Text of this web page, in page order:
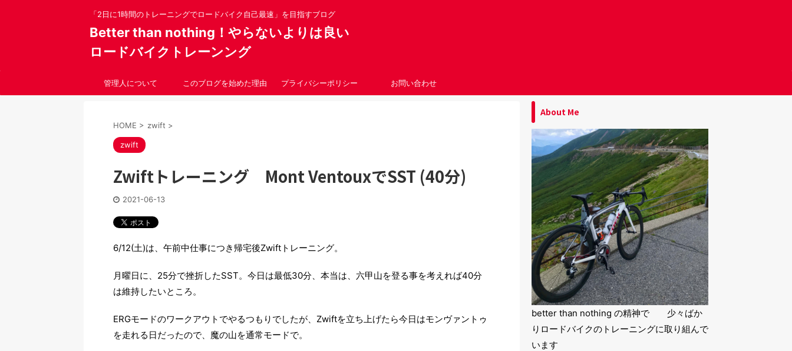
「2日に1時間のトレーニングでロードバイク自己最速」を目指すブログ
Better than nothing！やらないよりは良い
ロードバイクトレーンング
管理人について このブログを始めた理由 プライバシーポリシー お問い合わせ
HOME > zwift >
zwift
Zwiftトレーニング Mont VentouxでSST (40分)
2021-06-13
6/12(土)は、午前中仕事につき帰宅後Zwiftトレーニング。
月曜日に、25分で挫折したSST。今日は最低30分、本当は、六甲山を登る事を考えれば40分
は維持したいところ。
ERGモードのワークアウトでやるつもりでしたが、Zwiftを立ち上げたら今日はモンヴァントゥ
を走れる日だったので、魔の山を通常モードで。
About Me
better than nothing の精神で 少々ばか
りロードバイクのトレーニングに取り組んで
います